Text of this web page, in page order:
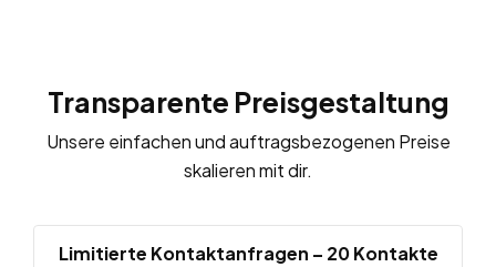
Transparente Preisgestaltung
Unsere einfachen und auftragsbezogenen Preise
skalieren mit dir.
Limitierte Kontaktanfragen – 20 Kontakte